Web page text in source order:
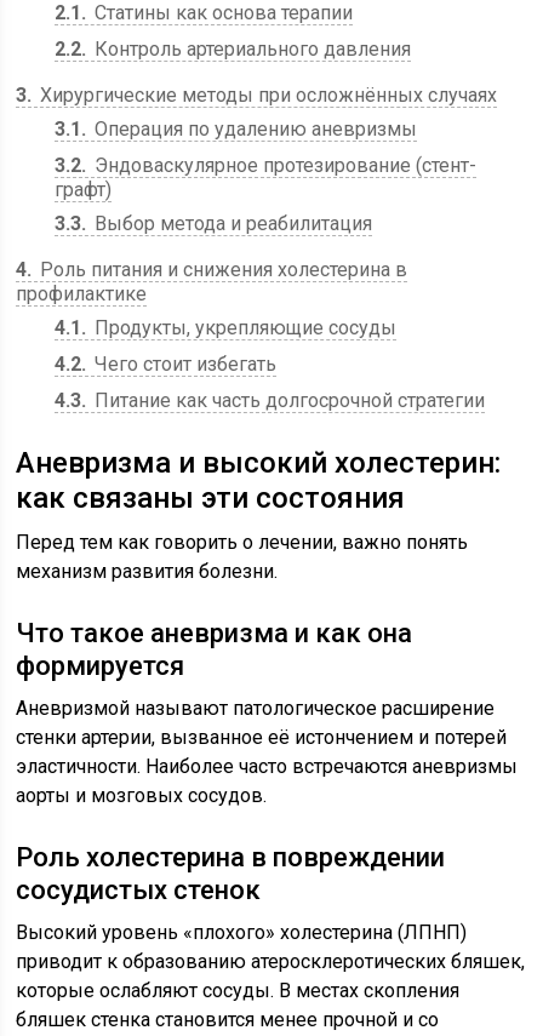
2.1
Статины как основа терапии
2.2
Контроль артериального давления
3 Хирургические методы при осложнённых случаях
3.1
Операция по удалению аневризмы
3.2
Эндоваскулярное протезирование (стент-
графт)
3.3
Выбор метода и реабилитация
4
Роль питания и снижения холестерина в
профилактике
4.1
Продукты, укрепляющие сосуды
4.2 Чего стоит избегать
4.3
Питание как часть долгосрочной стратегии
Аневризма и высокий холестерин:
как связаны эти состояния
Перед тем как говорить о лечении, важно понять
механизм развития болезни.
Что такое аневризма и как она
формируется
Аневризмой называют патологическое расширение
стенки артерии, вызванное её истончением и потерей
эластичности. Наиболее часто встречаются аневризмы
аорты и мозговых сосудов.
Роль холестерина в повреждении
сосудистых стенок
Высокий уровень «плохого» холестерина (ЛПНП)
приводит к образованию атеросклеротических бляшек,
которые ослабляют сосуды. В местах скопления
бляшек стенка становится менее прочной и со